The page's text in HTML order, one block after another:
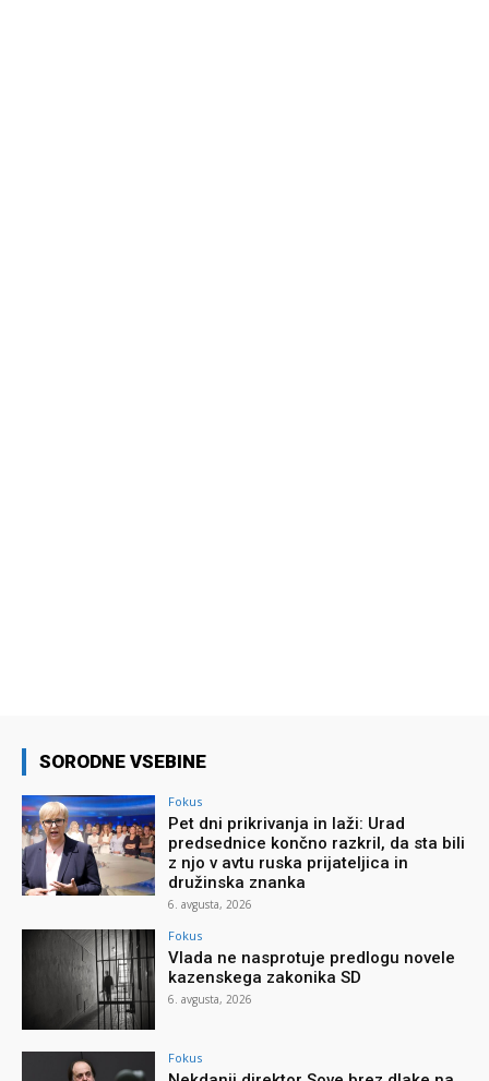
SORODNE VSEBINE
Fokus
Pet dni prikrivanja in laži: Urad
predsednice končno razkril, da sta bili
z njo v avtu ruska prijateljica in
družinska znanka
6. avgusta, 2026
Fokus
Vlada ne nasprotuje predlogu novele
kazenskega zakonika SD
6. avgusta, 2026
Fokus